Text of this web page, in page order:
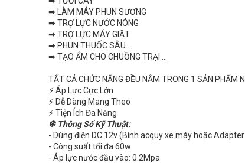
➡ LÀM MÁY PHUN SƯƠNG
➡ TRỢ LỰC NƯỚC NÓNG
➡ TRỢ LỰC MÁY GIẶT
➡ PHUN THUỐC SÂU…
➡ TẠO ẨM CHO CHUỒNG TRẠI ...
TẤT CẢ CHỨC NĂNG ĐỀU NẰM TRONG 1 SẢN PHẨM
⚡ Áp Lực Cực Lớn
⚡ Dễ Dàng Mang Theo
⚡ Tiện Ích Đa Năng
❆ Thông Số Kỹ Thuật:
- Dùng điện DC 12v (Bình acquy xe máy hoặc
- Công suất tối đa 60w.
- Áp lực nước đầu vào: 0.2Mpa